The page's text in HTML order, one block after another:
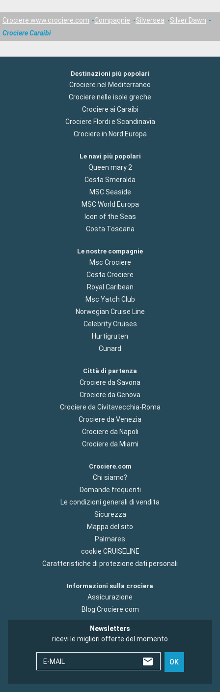
Crociere www.crociere.com Compagnie Silversea
Silver Dawn
Crociere Caraibi
Destinazioni più popolari
Crociere nel Mediterraneo
Crociere nelle isole greche
Crociere ai Caraibi
Crociere Flordi e Scandinavia
Crociere in Nord Europa
Le navi più popolari
Queen mary 2
Costa Smeralda
MSC Seaside
MSC World Europa
Icon of the Seas
Costa Toscana
Le nostre compagnie
Msc Crociere
Costa Crociere
Royal Caribean
Msc Yatch Club
Norwegian Cruise Line
Celebrity Cruises
Hurtigruten
Cunard
Città di partenza
Crociere da Savona
Crociere da Genova
Crociere da Civitavecchia-Roma
Crociere da Venezia
Crociere da Napoli
Crociere da Miami
Crociere.com
Chi siamo?
Domande frequenti
Le condizioni generali di vendita
Sicurezza
Mappa del sito
Palmares
cookie CRUISELINE
Caratteristiche di protezione dati personali
Informazioni sulla crociera
Assicurazione
Blog Crociere.com
Newsletters
ricevi le migliori offerte del momento
E-MAIL OK